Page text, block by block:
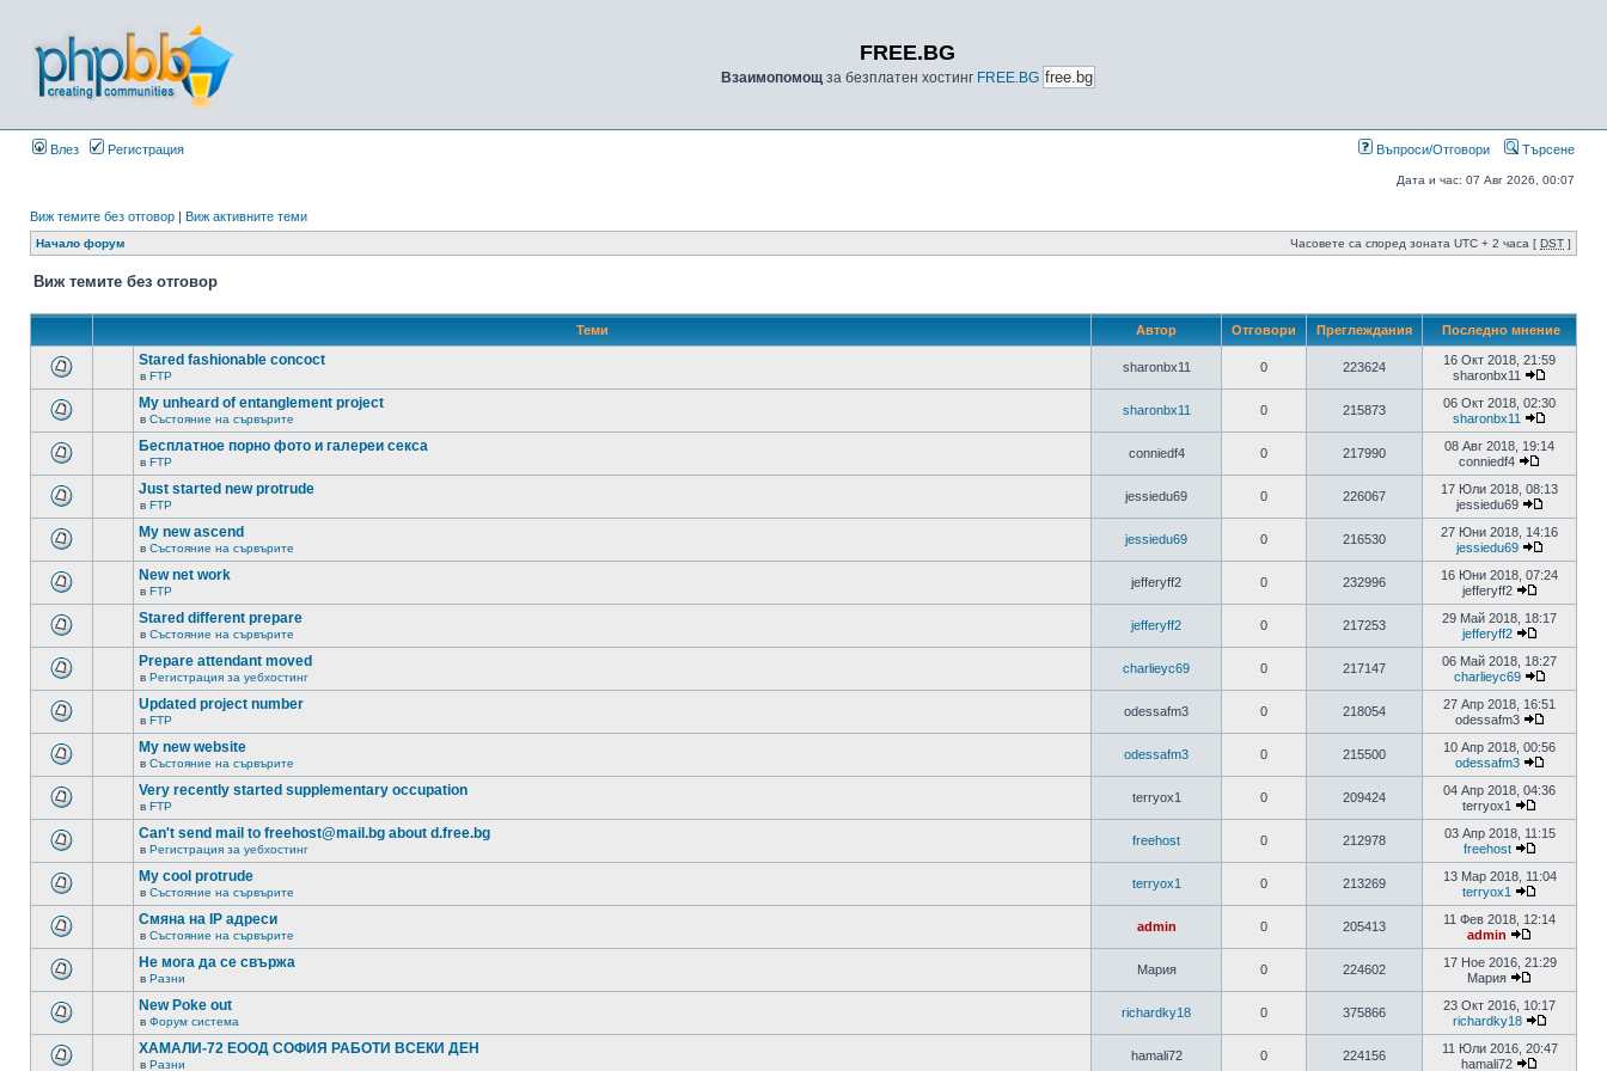
FREE.BG
Взаимопомощза безплатен хостинг FREE.BG
Влез Регистрация Въпроси/Отговори Търсене
Дата и час: 07 Авг 2026, 00:07
Виж темите без отговор | Виж активните теми
Начало форум Часовете са според зоната UTC + 2 часа [ DST ]
Виж темите без отговор
Теми Автор Отговори Преглеждания Последно мнение
Stared fashionable concoct
в FTP
sharonbx11 0 223624
16 Окт 2018, 21:59
sharonbx11
My unheard of entanglement project
в Състояние на сървърите
sharonbx11 0 215873
06 Окт 2018, 02:30
sharonbx11
Бесплатное порно фото и галереи секса
в FTP
conniedf4 0 217990
08 Авг 2018, 19:14
conniedf4
Just started new protrude
в FTP
jessiedu69 0 226067
17 Юли 2018, 08:13
jessiedu69
My new ascend
в Състояние на сървърите
jessiedu69 0 216530
27 Юни 2018, 14:16
jessiedu69
New net work
в FTP
jefferyff2 0 232996
16 Юни 2018, 07:24
jefferyff2
Stared different prepare
в Състояние на сървърите
jefferyff2 0 217253
29 Май 2018, 18:17
jefferyff2
Prepare attendant moved
в Регистрация за уебхостинг
charlieyc69 0 217147
06 Май 2018, 18:27
charlieyc69
Updated project number
в FTP
odessafm3 0 218054
27 Апр 2018, 16:51
odessafm3
My new website
в Състояние на сървърите
odessafm3 0 215500
10 Апр 2018, 00:56
odessafm3
Very recently started supplementary occupation
в FTP
terryox1 0 209424
04 Апр 2018, 04:36
terryox1
Can't send mail to freehost@mail.bg about d.free.bg
в Регистрация за уебхостинг
freehost 0 212978
03 Апр 2018, 11:15
freehost
My cool protrude
в Състояние на сървърите
terryox1 0 213269
13 Мар 2018, 11:04
terryox1
Смяна на IP адреси
в Състояние на сървърите
admin 0 205413
11 Фев 2018, 12:14
admin
Не мога да се свържа
в Разни
Мария 0 224602
17 Ное 2016, 21:29
Мария
New Poke out
в Форум система
richardky18 0 375866
23 Окт 2016, 10:17
richardky18
ХАМАЛИ-72 ЕООД СОФИЯ РАБОТИ ВСЕКИ ДЕН
в Разни
hamali72 0 224156
11 Юли 2016, 20:47
hamali72